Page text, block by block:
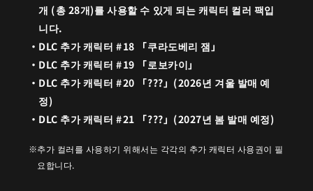
개 (총 28개)를 사용할 수 있게 되는 캐릭터 컬러 팩입
니다.
DLC 추가 캐릭터 #18 「쿠라도베리 잼」
DLC 추가 캐릭터 #19 「로보카이」
DLC 추가 캐릭터 #20 「???」(2026년 겨울 발매 예
정)
DLC 추가 캐릭터 #21 「???」(2027년 봄 발매 예정)
추가 컬러를 사용하기 위해서는 각각의 추가 캐릭터 사용권이 필
요합니다.